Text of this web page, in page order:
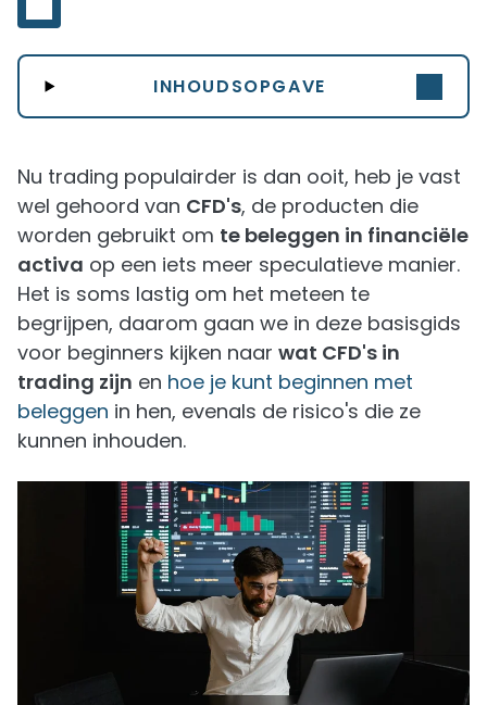
INHOUDSOPGAVE
Nu trading populairder is dan ooit, heb je vast
wel gehoord van CFD's, de producten die
worden gebruikt om te beleggen in financiële
activa op een iets meer speculatieve manier.
Het is soms lastig om het meteen te
begrijpen, daarom gaan we in deze basisgids
voor beginners kijken naar wat CFD's in
trading zijn en hoe je kunt beginnen met
beleggen in hen, evenals de risico's die ze
kunnen inhouden.